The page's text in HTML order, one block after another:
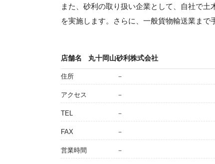
また、砂利の取り扱い企業として、自社で
を実施します。さらに、一般貨物輸送業まで
店舗名 丸十岡山砂利株式会社
住所 －
アクセス －
TEL －
FAX －
営業時間 －